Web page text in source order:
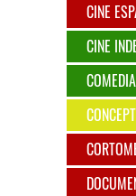
CINE
CINE
COMEDIA